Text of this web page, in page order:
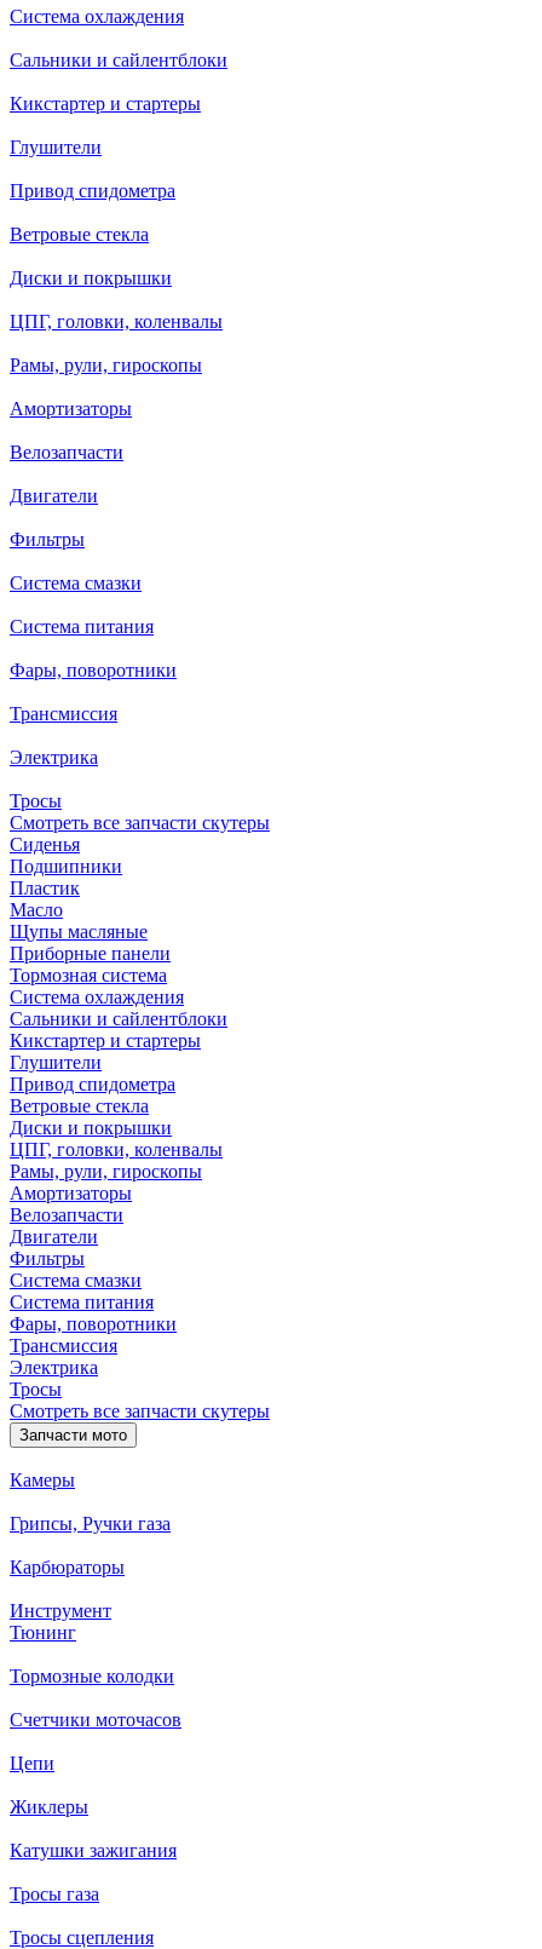
Система охлаждения
Сальники и сайлентблоки
Кикстартер и стартеры
Глушители
Привод спидометра
Ветровые стекла
Диски и покрышки
ЦПГ, головки, коленвалы
Рамы, рули, гироскопы
Амортизаторы
Велозапчасти
Двигатели
Фильтры
Система смазки
Система питания
Фары, поворотники
Трансмиссия
Электрика
Тросы
Смотреть все запчасти скутеры
Сиденья
Подшипники
Пластик
Масло
Щупы масляные
Приборные панели
Тормозная система
Система охлаждения
Сальники и сайлентблоки
Кикстартер и стартеры
Глушители
Привод спидометра
Ветровые стекла
Диски и покрышки
ЦПГ, головки, коленвалы
Рамы, рули, гироскопы
Амортизаторы
Велозапчасти
Двигатели
Фильтры
Система смазки
Система питания
Фары, поворотники
Трансмиссия
Электрика
Тросы
Смотреть все запчасти скутеры
Запчасти мото
Камеры
Грипсы, Ручки газа
Карбюраторы
Инструмент
Тюнинг
Тормозные колодки
Счетчики моточасов
Цепи
Жиклеры
Катушки зажигания
Тросы газа
Тросы сцепления